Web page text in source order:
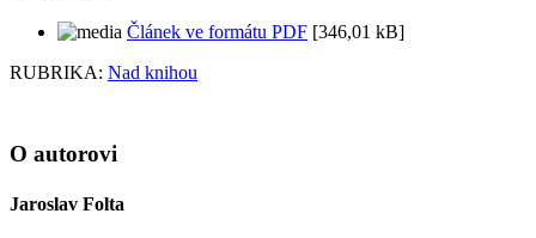
Článek ve formátu PDF [346,01 kB]
RUBRIKA: Nad knihou
O autorovi
Jaroslav Folta